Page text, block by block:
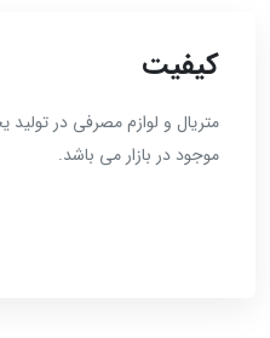
کیفیت
متریال و لوازم مصرفی در تولید
موجود در بازار می باشد.